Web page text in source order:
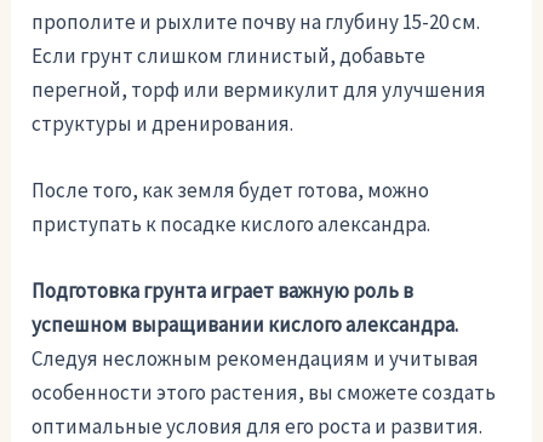
прополите и рыхлите почву на глубину 15-20 см.
Если грунт слишком глинистый, добавьте
перегной, торф или вермикулит для улучшения
структуры и дренирования.
После того, как земля будет готова, можно
приступать к посадке кислого александра.
Подготовка грунта играет важную роль в
успешном выращивании кислого александра.
Следуя несложным рекомендациям и учитывая
особенности этого растения, вы сможете создать
оптимальные условия для его роста и развития.